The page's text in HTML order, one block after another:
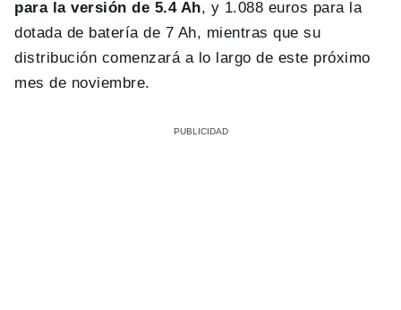
para la versión de 5.4 Ah, y 1.088 euros para la
dotada de batería de 7 Ah, mientras que su
distribución comenzará a lo largo de este próximo
mes de noviembre.